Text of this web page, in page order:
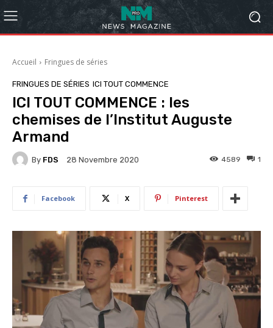
Accueil Fringues de séries
FRINGUES DE SÉRIES ICI TOUT COMMENCE
ICI TOUT COMMENCE : les
chemises de l’Institut Auguste
Armand
By FDS 28 Novembre 2020 1
4589
Facebook X Pinterest